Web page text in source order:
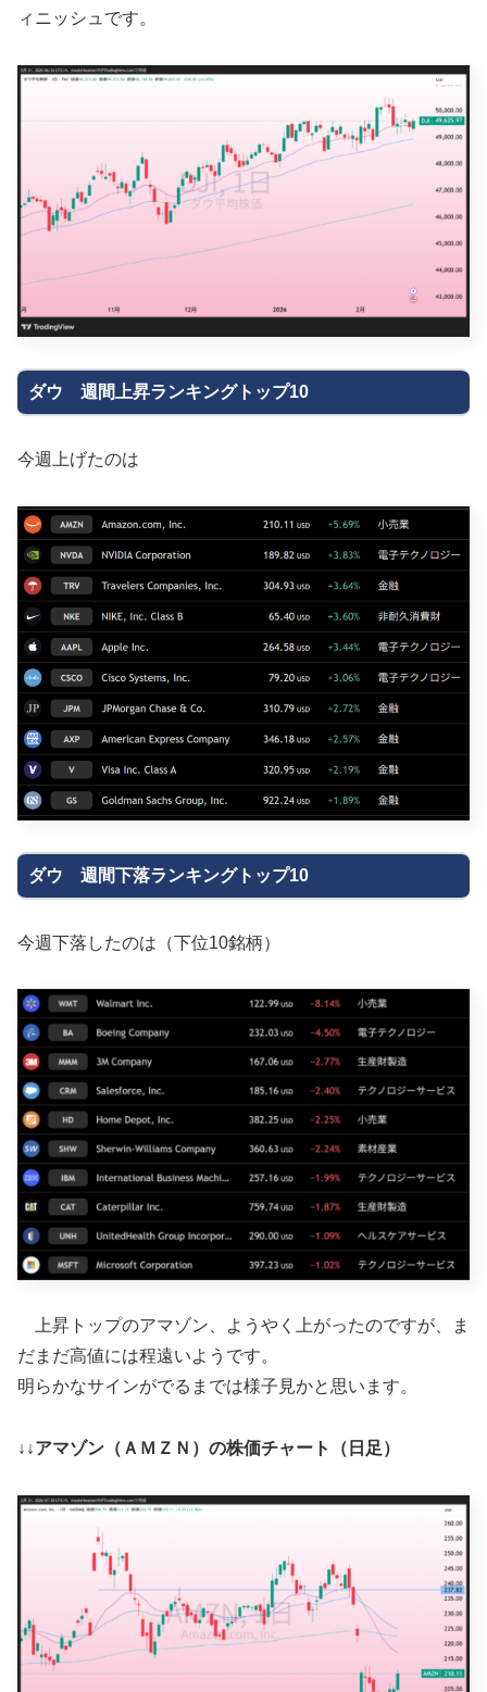
ィニッシュです。
ダウ 週間上昇ランキングトップ10
今週上げたのは
ダウ 週間下落ランキングトップ10
今週下落したのは（下位10銘柄）
上昇トップのアマゾン、ようやく上がったのですが、ま
だまだ高値には程遠いようです。
明らかなサインがでるまでは様子見かと思います。
↓↓アマゾン（ＡＭＺＮ）の株価チャート（日足）